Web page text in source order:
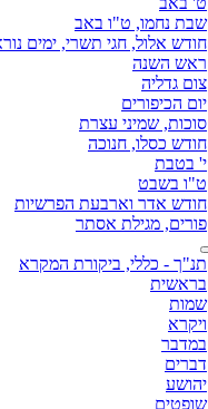
שבת נחמו, ט"ו באב
חודש אלול, חגי תשרי, ימים
ראש השנה
צום גדליה
יום הכיפורים
סוכות, שמיני עצרת
חודש כסלו, חנוכה
י' בטבת
ט"ו בשבט
חודש אדר וארבעת הפרשיות
פורים, מגילת אסתר
תנ"ך - כללי, ביקורת המקרא
בראשית
שמות
ויקרא
במדבר
דברים
יהושע
שופטים